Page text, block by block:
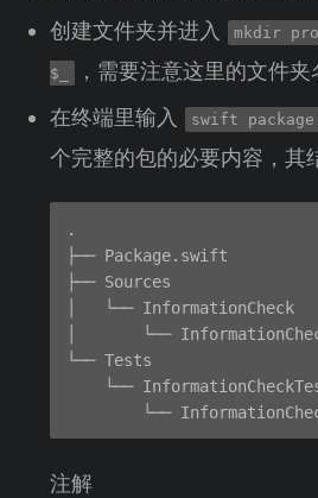
创建文件夹并进入
mkdir
$_
，需要注意这里的文件夹
在终端里输入
swift
个完整的包的必要内容，其
.
├── Package.swift
├── Sources
│   └── InformationCheck
│       └──
└── Tests
└──
注解